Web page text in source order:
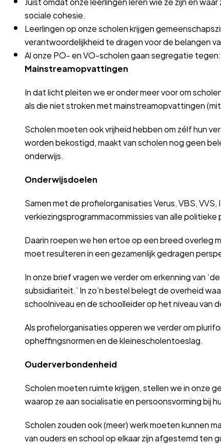
sociale cohesie.
Leerlingen op onze scholen krijgen
verantwoordelijkheid te dragen voor de belangen
Al onze PO- en VO-scholen gaan segregatie
Mainstreamopvattingen
In dat licht pleiten we er onder meer voor om
als die niet stroken met mainstreamopvattingen
Scholen moeten ook vrijheid hebben om zélf hun
worden bekostigd, maakt van scholen nog geen
onderwijs.
Onderwijsdoelen
Samen met de profielorganisaties Verus, VBS,
verkiezingsprogrammacommissies van alle politieke
Daarin roepen we hen ertoe op een breed overleg
moet resulteren in een gezamenlijk gedragen
In onze brief vragen we verder om erkenning van
subsidiariteit.’ In zo’n bestel belegt de overheid
schoolniveau en de schoolleider op het niveau van
Als profielorganisaties opperen we verder om
opheffingsnormen en de kleinescholentoeslag.
Ouderverbondenheid
Scholen moeten ruimte krijgen, stellen we in onze
waarop ze aan socialisatie en persoonsvorming bij
Scholen zouden ook (meer) werk moeten kunnen
van ouders en school op elkaar zijn afgestemd ten